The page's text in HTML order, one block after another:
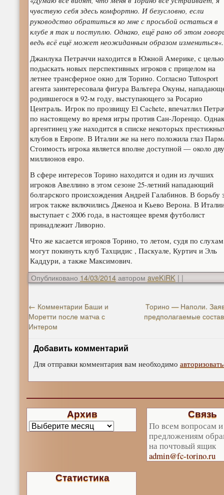
чувствую себя здесь комфортно. И безусловно, если
руководство обратиться ко мне с просьбой остаться в
клубе я так и поступлю. Однако, ещё рано об этом
ведь всё ещё может неожиданным образом измениться«.
Джанлука Петраччи находится в Южной Америке, с целью
подыскать новых перспективных игроков с прицелом на
летнее трансферное окно для Торино. Согласно Tuttosport
агента заинтересовала фигура Вальтера Окуны,
родившегося в 92-м году, выступающего за Росарио
Централь. Игрок по прозвищу El Cachete, впечатлил
по настоящему во время игры против Сан-Лоренцо.
аргентинец уже находится в списке некоторых
клубов в Европе. В Италии же на него положила глаз
Стоимость игрока является вполне доступной — около
миллионов евро.
В сфере интересов Торино находится и один из лучших
игроков Авеллино в этом сезоне 25-летний нападающий
болгарского происхождения Андрей Галабинов. В борьбу
игрок также включились Дженоа и Кьево Верона. В
выступает с 2006 года, в настоящее время футболист
принадлежит Ливорно.
Что же касается игроков Торино, то летом, судя по
могут покинуть клуб Тахцидис , Паскуале, Куртич и Эль
Каддури, а также Максимович.
Опубликовано 14/03/2014 автором aveKiRK | |
← Комментарии Баши и
Моретти после матча с
Интером
Торино — Наполи.
предполагаемые
Добавить комментарий
Для отправки комментария вам необходимо
Архив Связь
По всем вопросам и
предложениям
на почтовый ящик
admin@fc-torino.ru
Статистика